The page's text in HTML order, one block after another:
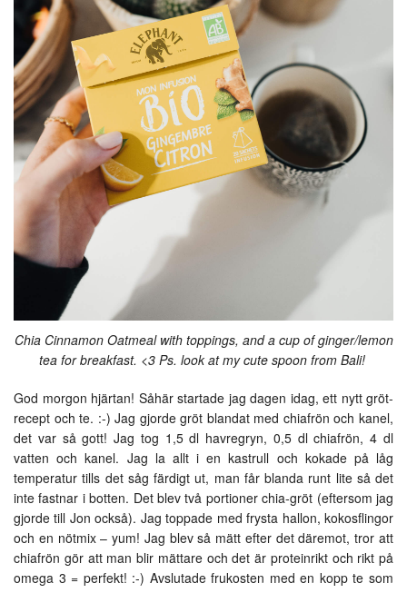
Chia Cinnamon Oatmeal with toppings, and a cup of ginger/lemon
tea for breakfast. <3 Ps. look at my cute spoon from Bali!
God morgon hjärtan! Såhär startade jag dagen idag, ett nytt gröt-
recept och te. :-) Jag gjorde gröt blandat med chiafrön och kanel,
det var så gott! Jag tog 1,5 dl havregryn, 0,5 dl chiafrön, 4 dl
vatten och kanel. Jag la allt i en kastrull och kokade på låg
temperatur tills det såg färdigt ut, man får blanda runt lite så det
inte fastnar i botten. Det blev två portioner chia-gröt (eftersom jag
gjorde till Jon också). Jag toppade med frysta hallon, kokosflingor
och en nötmix – yum! Jag blev så mätt efter det däremot, tror att
chiafrön gör att man blir mättare och det är proteinrikt och rikt på
omega 3 = perfekt! :-) Avslutade frukosten med en kopp te som